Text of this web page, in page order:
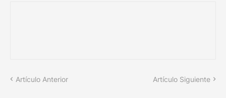
Artículo Anterior Artículo Siguiente